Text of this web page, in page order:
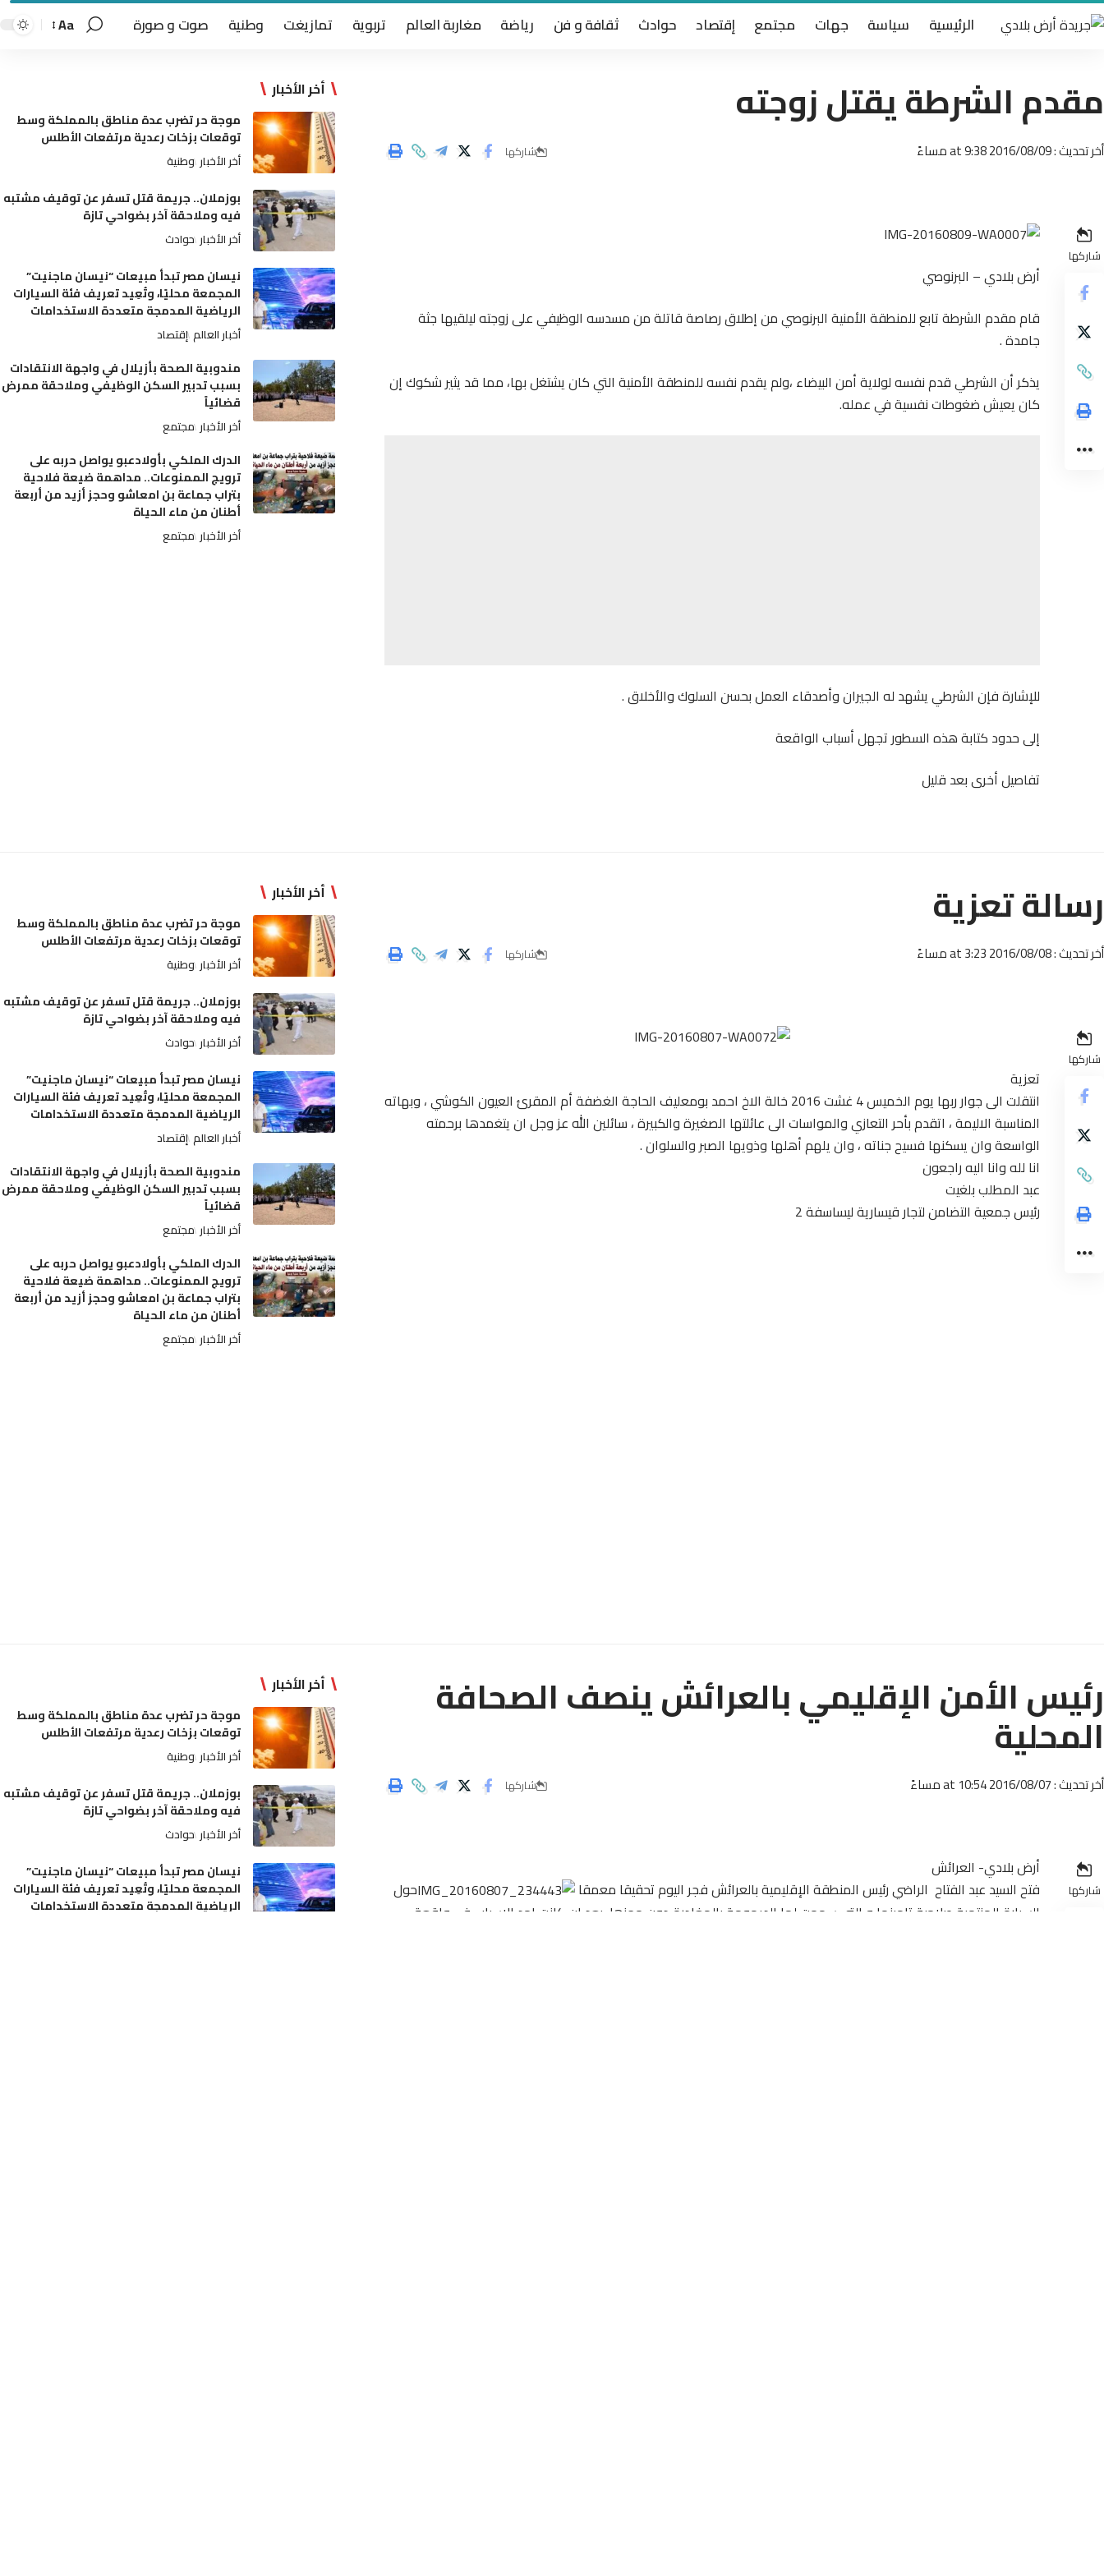
الرئيسية سياسة جهات مجتمع إقتصاد حوادث ثقافة و فن رياضة مغاربة العالم تربوية تمازيغت وطنية صوت و صورة Aa
مقدم الشرطة يقتل زوجته
أخر تحديث : 2016/08/09 at 9:38 مساءً شاركها
شاركها
أرض بلادي – البرنوصي
قام مقدم الشرطة تابع للمنطقة الأمنية البرنوصي من إطلاق رصاصة قاتلة من مسدسه الوظيفي على زوجته ليلقيها جثة
جامدة .
يذكر أن الشرطي قدم نفسه لولاية أمن البيضاء ،ولم يقدم نفسه للمنطقة الأمنية التي كان يشتغل بها، مما قد يثير شكوك إن
كان يعيش ضغوطات نفسية في عمله.
للإشارة فإن الشرطي يشهد له الجيران وأصدقاء العمل بحسن السلوك والأخلاق .
إلى حدود كتابة هذه السطور تجهل أسباب الواقعة
تفاصيل أخرى بعد قليل
أخر الأخبار
موجة حر تضرب عدة مناطق بالمملكة وسط
توقعات بزخات رعدية مرتفعات الأطلس
أخر الأخبار وطنية
بوزملان.. جريمة قتل تسفر عن توقيف مشتبه
فيه وملاحقة آخر بضواحي تازة
أخر الأخبار حوادث
نيسان مصر تبدأ مبيعات “نيسان ماجنيت”
المجمعة محليًا، وتُعِيد تعريف فئة السيارات
الرياضية المدمجة متعددة الاستخدامات
أخبار العالم إقتصاد
مندوبية الصحة بأزيلال في واجهة الانتقادات
بسبب تدبير السكن الوظيفي وملاحقة ممرض
قضائياً
أخر الأخبار مجتمع
الدرك الملكي بأولادعبو يواصل حربه على
ترويج الممنوعات.. مداهمة ضيعة فلاحية
بتراب جماعة بن امعاشو وحجز أزيد من أربعة
أطنان من ماء الحياة
أخر الأخبار مجتمع
رسالة تعزية
أخر تحديث : 2016/08/08 at 3:23 مساءً شاركها
شاركها
تعزية
انتقلت الى جوار ربها يوم الخميس 4 غشت 2016 خالة الاخ احمد بومعليف الحاجة الغضفة أم المقرئ العيون الكوشي ، وبهاته
المناسبة الاليمة ، اتقدم بأحر التعازي والمواسات الى عائلتها الصغيرة والكبيرة ، سائلين الله عز وجل ان يتغمدها برحمته
الواسعة وان يسكنها فسيح جناته ، وان يلهم أهلها وذويها الصبر والسلوان .
انا لله وانا اليه راجعون
عبد المطلب بلغيت
رئيس جمعية التضامن لتجار قيسارية ليساسفة 2
أخر الأخبار
موجة حر تضرب عدة مناطق بالمملكة وسط
توقعات بزخات رعدية مرتفعات الأطلس
أخر الأخبار وطنية
بوزملان.. جريمة قتل تسفر عن توقيف مشتبه
فيه وملاحقة آخر بضواحي تازة
أخر الأخبار حوادث
نيسان مصر تبدأ مبيعات “نيسان ماجنيت”
المجمعة محليًا، وتُعِيد تعريف فئة السيارات
الرياضية المدمجة متعددة الاستخدامات
أخبار العالم إقتصاد
مندوبية الصحة بأزيلال في واجهة الانتقادات
بسبب تدبير السكن الوظيفي وملاحقة ممرض
قضائياً
أخر الأخبار مجتمع
الدرك الملكي بأولادعبو يواصل حربه على
ترويج الممنوعات.. مداهمة ضيعة فلاحية
بتراب جماعة بن امعاشو وحجز أزيد من أربعة
أطنان من ماء الحياة
أخر الأخبار مجتمع
رئيس الأمن الإقليمي بالعرائش ينصف الصحافة
المحلية
أخر تحديث : 2016/08/07 at 10:54 مساءً شاركها
شاركها
أرض بلادي- العرائش
فتح السيد عبد الفتاح الراضي رئيس المنطقة الإقليمية بالعرائش فجر اليوم تحقيقا معمقا
حول
السيارة المنتهية صلاحية تامينها و التي سمحت لها الديمومة بالمغادرة دون حجزها، بعد ان كانت احد الاسباب في واقعة
أخر الأخبار
موجة حر تضرب عدة مناطق بالمملكة وسط
توقعات بزخات رعدية مرتفعات الأطلس
أخر الأخبار وطنية
بوزملان.. جريمة قتل تسفر عن توقيف مشتبه
فيه وملاحقة آخر بضواحي تازة
أخر الأخبار حوادث
نيسان مصر تبدأ مبيعات “نيسان ماجنيت”
المجمعة محليًا، وتُعِيد تعريف فئة السيارات
الرياضية المدمجة متعددة الاستخدامات